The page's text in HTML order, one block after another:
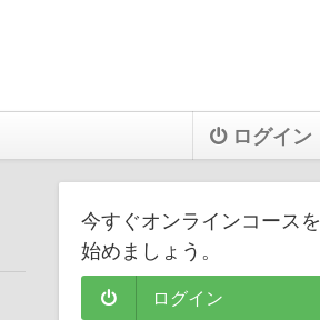
ログイン
今すぐオンラインコースを
始めましょう。
ログイン